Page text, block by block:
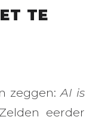
TE
zeggen:AI is
eerder